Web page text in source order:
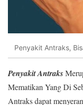
Penyakit Antraks,
Penyakit Antraks
Mematikan Yang Di
Antraks dapat